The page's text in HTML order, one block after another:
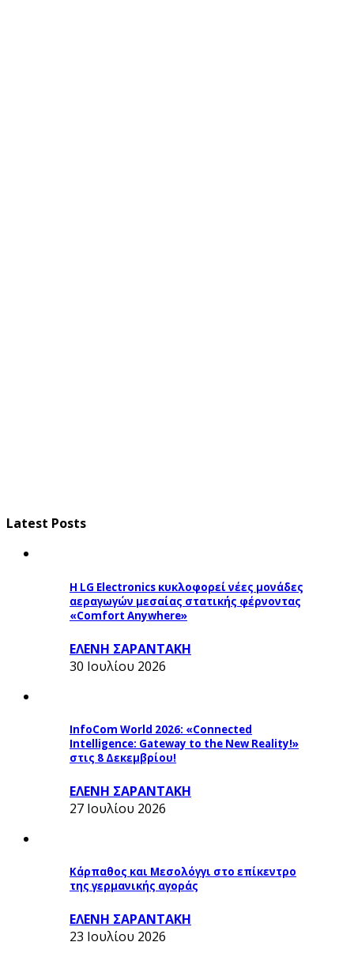
Latest Posts
Η LG Electronics κυκλοφορεί νέες μονάδες
αεραγωγών μεσαίας στατικής φέρνοντας
«Comfort Anywhere»
ΕΛΕΝΗ ΣΑΡΑΝΤΑΚΗ
30 Ιουλίου 2026
InfoCom World 2026: «Connected
Intelligence: Gateway to the New Reality!»
στις 8 Δεκεμβρίου!
ΕΛΕΝΗ ΣΑΡΑΝΤΑΚΗ
27 Ιουλίου 2026
Κάρπαθος και Μεσολόγγι στο επίκεντρο
της γερμανικής αγοράς
ΕΛΕΝΗ ΣΑΡΑΝΤΑΚΗ
23 Ιουλίου 2026